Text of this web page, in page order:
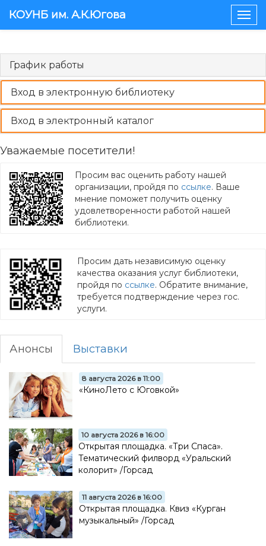
КОУНБ им. А.К.Югова
График работы
Вход в электронную библиотеку
Вход в электронный каталог
Уважаемые посетители!
Просим вас оценить работу нашей
организации, пройдя по ссылке. Ваше
мнение поможет получить оценку
удовлетворенности работой нашей
библиотеки.
Просим дать независимую оценку
качества оказания услуг библиотеки,
пройдя по ссылке. Обратите внимание,
требуется подтверждение через гос.
услуги.
Анонсы Выставки
8 августа 2026 в 11:00
«КиноЛето с Юговкой»
10 августа 2026 в 16:00
Открытая площадка. «Три Спаса».
Тематический филворд «Уральский
колорит» /Горсад
11 августа 2026 в 16:00
Открытая площадка. Квиз «Курган
музыкальный» /Горсад